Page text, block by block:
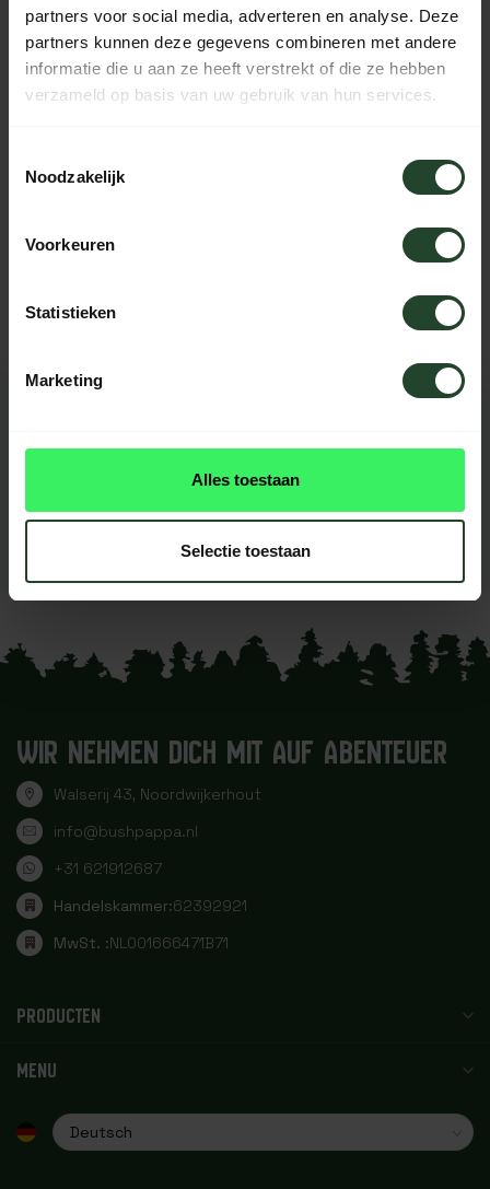
partners voor social media, adverteren en analyse. Deze
partners kunnen deze gegevens combineren met andere
informatie die u aan ze heeft verstrekt of die ze hebben
verzameld op basis van uw gebruik van hun services.
Noodzakelijk
Voorkeuren
Statistieken
Marketing
Alles toestaan
Selectie toestaan
PRODUKTBESCHREIBUNG
Kontaktieren Sie uns, unsere Kollegen
keine reviews
Ihre Bewertung hinzufügen
WIR NEHMEN DICH MIT AUF ABENTEUER
Walserij 43, Noordwijkerhout
info@bushpappa.nl
+31 621912687
Handelskammer:62392921
MwSt. :NL001666471B71
PRODUCTEN
MENU